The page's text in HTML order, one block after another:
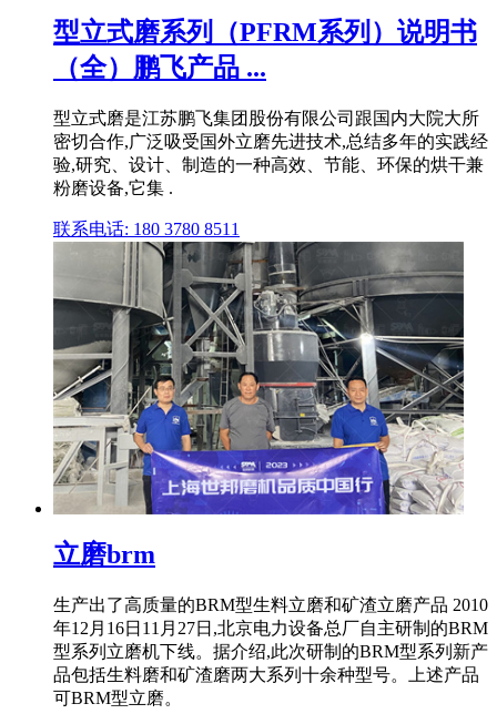
型立式磨系列（PFRM系列）说明书
（全）鹏飞产品 ...
型立式磨是江苏鹏飞集团股份有限公司跟国内大院大所
密切合作,广泛吸受国外立磨先进技术,总结多年的实践经
验,研究、设计、制造的一种高效、节能、环保的烘干兼
粉磨设备,它集 .
联系电话: 180 3780 8511
立磨brm
生产出了高质量的BRM型生料立磨和矿渣立磨产品 2010
年12月16日11月27日,北京电力设备总厂自主研制的BRM
型系列立磨机下线。据介绍,此次研制的BRM型系列新产
品包括生料磨和矿渣磨两大系列十余种型号。上述产品
可BRM型立磨。